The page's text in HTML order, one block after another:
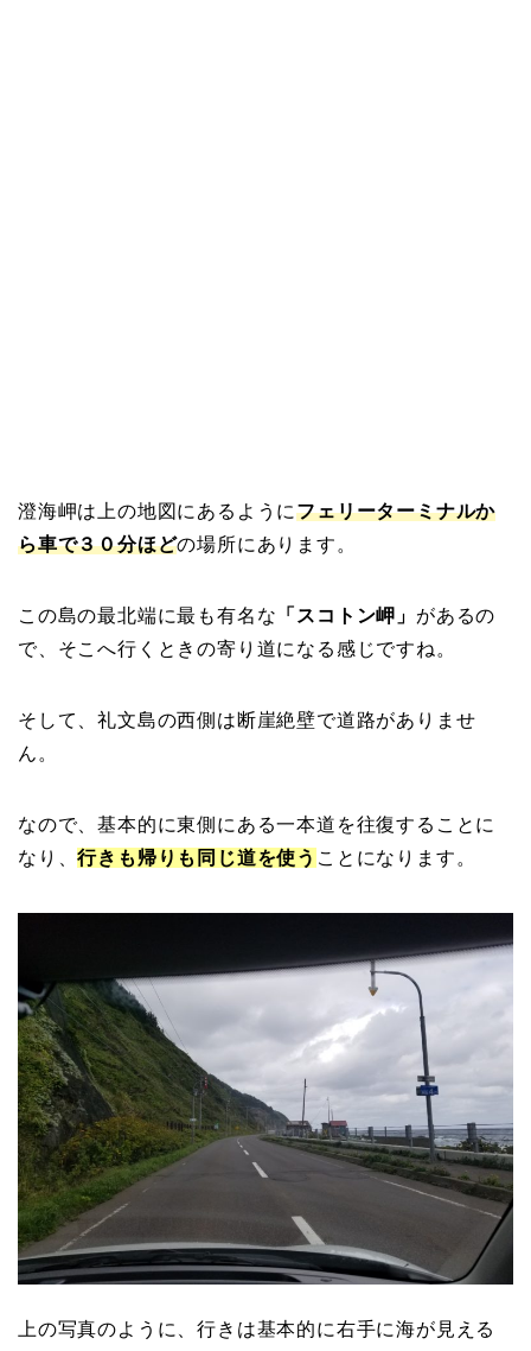
澄海岬は上の地図にあるようにフェリーターミナルか
ら車で３０分ほどの場所にあります。
この島の最北端に最も有名な 「スコトン岬」 があるの
で、そこへ行くときの寄り道になる感じですね。
そして、礼文島の西側は断崖絶壁で道路がありませ
ん。
なので、基本的に東側にある一本道を往復することに
なり、行きも帰りも同じ道を使う ことになります。
上の写真のように、行きは基本的に右手に海が見える